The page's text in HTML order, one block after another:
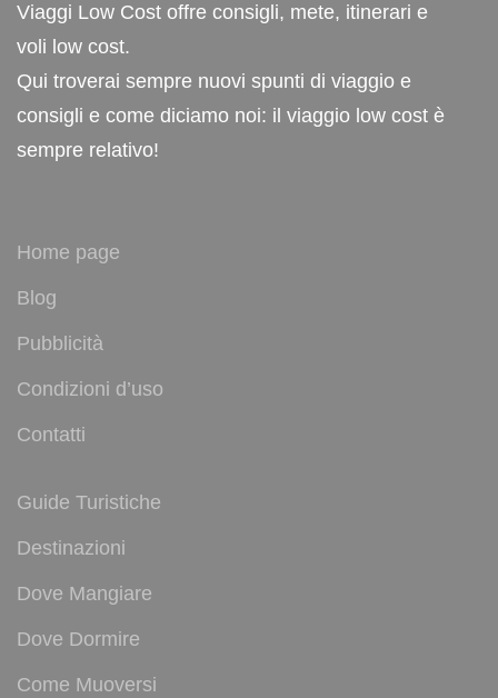
Viaggi Low Cost offre consigli, mete, itinerari e
voli low cost.
Qui troverai sempre nuovi spunti di viaggio e
consigli e come diciamo noi: il viaggio low cost è
sempre relativo!
Home page
Blog
Pubblicità
Condizioni d’uso
Contatti
Guide Turistiche
Destinazioni
Dove Mangiare
Dove Dormire
Come Muoversi